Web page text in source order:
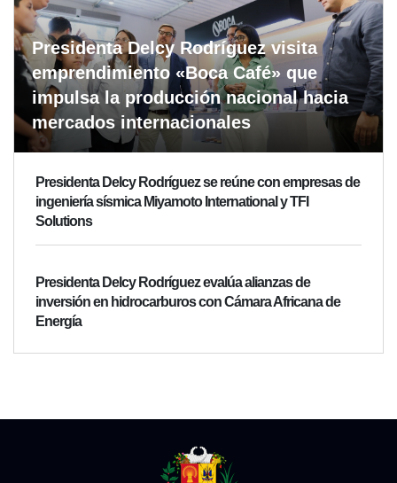
Presidenta Delcy Rodríguez visita
emprendimiento «Boca Café» que
impulsa la producción nacional hacia
mercados internacionales
Presidenta Delcy Rodríguez se reúne con empresas de
ingeniería sísmica Miyamoto International y TFI
Solutions
Presidenta Delcy Rodríguez evalúa alianzas de
inversión en hidrocarburos con Cámara Africana de
Energía